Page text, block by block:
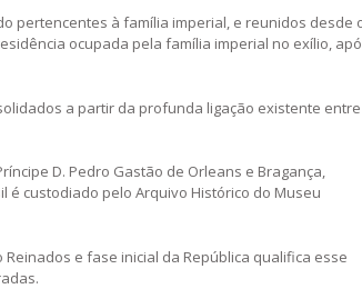
pertencentes à família imperial, e reunidos desde
ocupada pela família imperial no exílio,
a partir da profunda ligação existente entre
D. Pedro Gastão de Orleans e Bragança,
é custodiado pelo Arquivo Histórico do Museu
e fase inicial da República qualifica esse